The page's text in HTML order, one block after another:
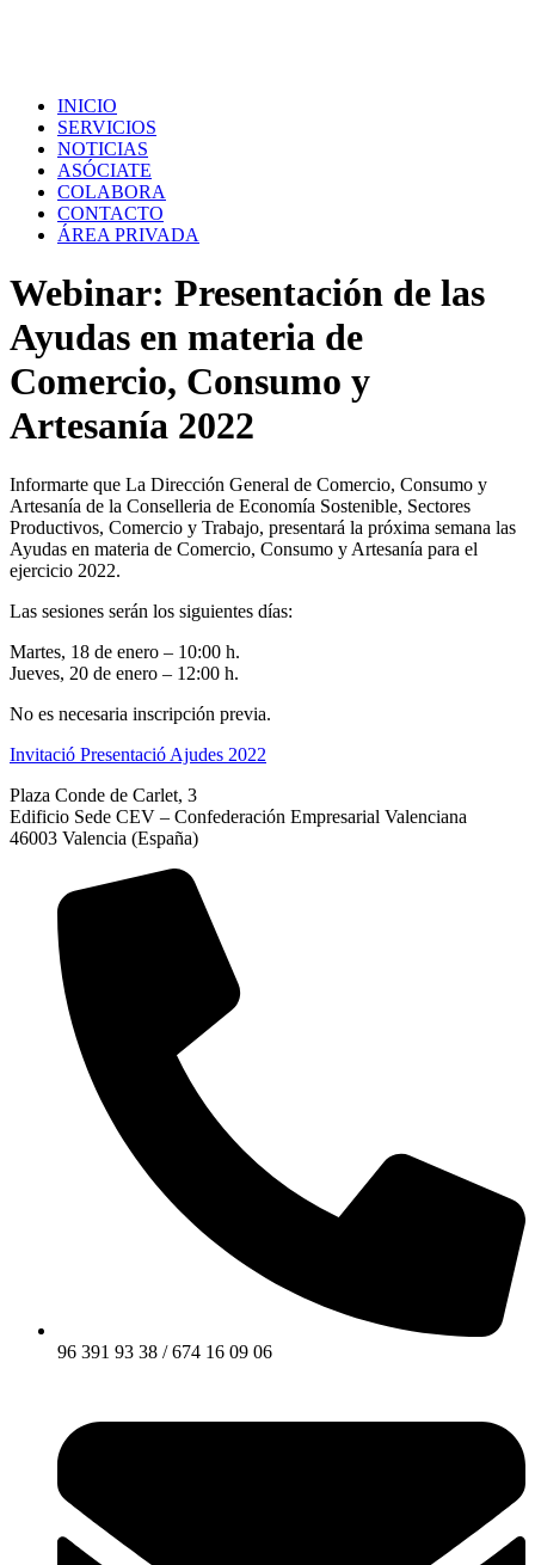
INICIO
SERVICIOS
NOTICIAS
ASÓCIATE
COLABORA
CONTACTO
ÁREA PRIVADA
Webinar: Presentación de las
Ayudas en materia de
Comercio, Consumo y
Artesanía 2022
Informarte que La Dirección General de Comercio, Consumo y
Artesanía de la Conselleria de Economía Sostenible, Sectores
Productivos, Comercio y Trabajo, presentará la próxima semana las
Ayudas en materia de Comercio, Consumo y Artesanía para el
ejercicio 2022.
Las sesiones serán los siguientes días:
Martes, 18 de enero – 10:00 h.
Jueves, 20 de enero – 12:00 h.
No es necesaria inscripción previa.
Invitació Presentació Ajudes 2022
Plaza Conde de Carlet, 3
Edificio Sede CEV – Confederación Empresarial Valenciana
46003 Valencia (España)
96 391 93 38 / 674 16 09 06